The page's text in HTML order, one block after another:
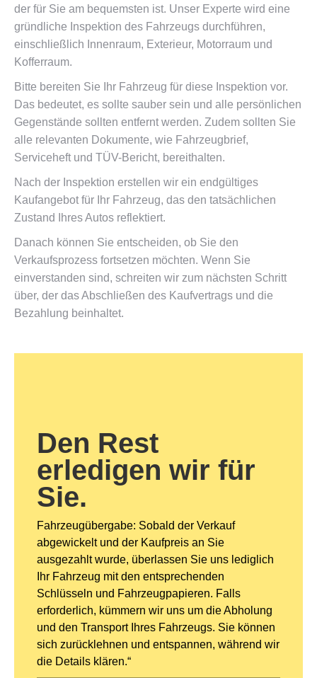
der für Sie am bequemsten ist. Unser Experte wird eine
gründliche Inspektion des Fahrzeugs durchführen,
einschließlich Innenraum, Exterieur, Motorraum und
Kofferraum.
Bitte bereiten Sie Ihr Fahrzeug für diese Inspektion vor.
Das bedeutet, es sollte sauber sein und alle persönlichen
Gegenstände sollten entfernt werden. Zudem sollten Sie
alle relevanten Dokumente, wie Fahrzeugbrief,
Serviceheft und TÜV-Bericht, bereithalten.
Nach der Inspektion erstellen wir ein endgültiges
Kaufangebot für Ihr Fahrzeug, das den tatsächlichen
Zustand Ihres Autos reflektiert.
Danach können Sie entscheiden, ob Sie den
Verkaufsprozess fortsetzen möchten. Wenn Sie
einverstanden sind, schreiten wir zum nächsten Schritt
über, der das Abschließen des Kaufvertrags und die
Bezahlung beinhaltet.
Den Rest
erledigen wir für
Sie.
Fahrzeugübergabe: Sobald der Verkauf
abgewickelt und der Kaufpreis an Sie
ausgezahlt wurde, überlassen Sie uns lediglich
Ihr Fahrzeug mit den entsprechenden
Schlüsseln und Fahrzeugpapieren. Falls
erforderlich, kümmern wir uns um die Abholung
und den Transport Ihres Fahrzeugs. Sie können
sich zurücklehnen und entspannen, während wir
die Details klären.“